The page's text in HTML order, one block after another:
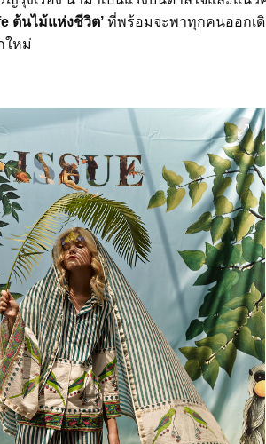
ต้นไม้แห่งชีวิต’ ที่พร้อมจะพาทุกคนออกเ
ใหม่